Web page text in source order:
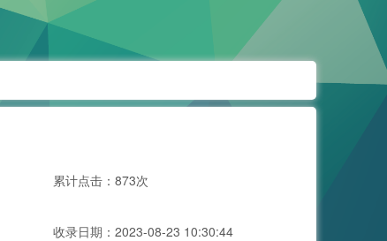
累计点击：873次
收录日期：2023-08-23 10:30:44